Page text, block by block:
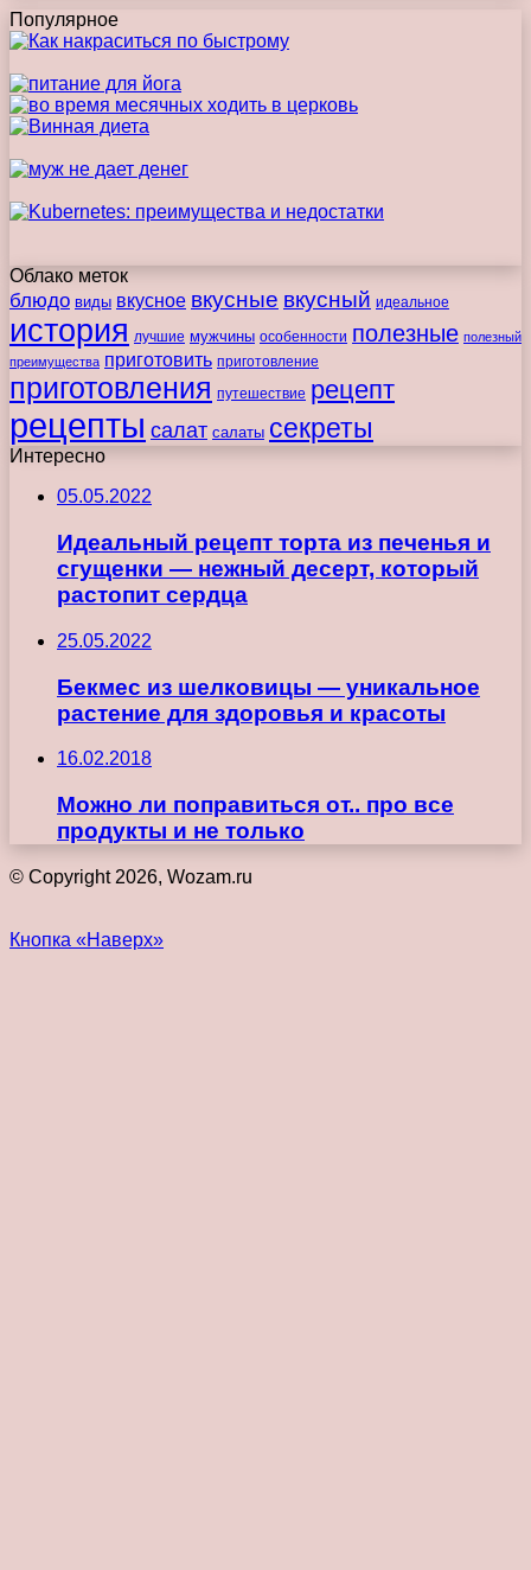
Популярное
Облако меток
блюдо виды вкусное вкусные вкусный идеальное
история лучшие мужчины особенности полезные полезный
преимущества приготовить приготовление
приготовления путешествие рецепт
рецепты салат салаты секреты
Интересно
05.05.2022
Идеальный рецепт торта из печенья и
сгущенки — нежный десерт, который
растопит сердца
25.05.2022
Бекмес из шелковицы — уникальное
растение для здоровья и красоты
16.02.2018
Можно ли поправиться от.. про все
продукты и не только
© Copyright 2026, Wozam.ru
Кнопка «Наверх»